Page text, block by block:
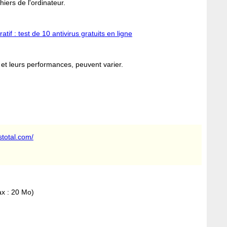
de l'ordinateur.
: test de 10 antivirus gratuits en ligne
leurs performances, peuvent varier.
: 20 Mo)